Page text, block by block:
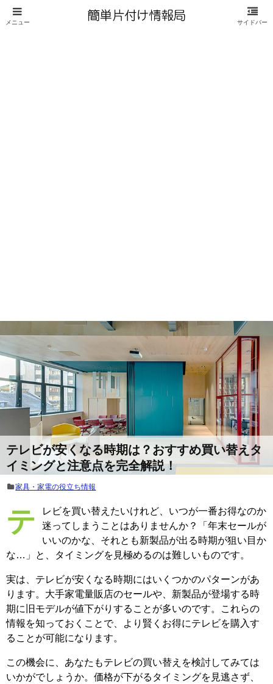
テレビが安くなる時期は？おすすめ買い替えタ
イミングと注意点を完全解説！
家具・家電の役立ち情報
テレビを買い替えたいけれど、いつが一番お得なのか
迷ってしまうことはありませんか？「年末セールが
いいのかな、それとも新製品が出る時期が狙い目か
な…」と、タイミングを見極めるのは難しいものです。
実は、テレビが安くなる時期にはいくつかのパターンがあ
ります。大手家電量販店のセールや、新製品が登場する時
期に旧モデルが値下がりすることが多いのです。これらの
情報を知っておくことで、より賢くお得にテレビを購入す
ることが可能になります。
この機会に、あなたもテレビの買い替えを検討してみては
いかがでしょうか。価格が下がるタイミングを見逃さず、